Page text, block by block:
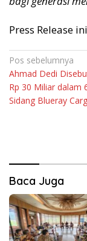
Press Release
Navigasi
pos
Pos sebelumnya
Ahmad Dedi
Rp 30 Miliar dalam
Sidang Blueray
Baca Juga